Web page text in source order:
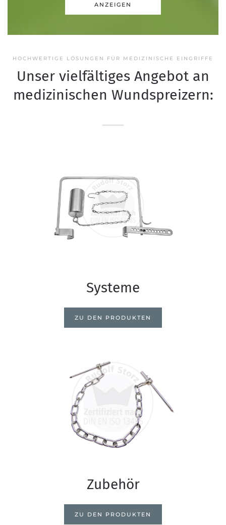
ANZEIGEN
HOCHWERTIGE LÖSUNGEN FÜR MEDIZINISCHE EINGRIFFE
Unser vielfältiges Angebot an
medizinischen Wundspreizern:
Systeme
ZU DEN PRODUKTEN
Zubehör
ZU DEN PRODUKTEN